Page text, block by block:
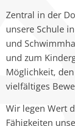
Zentral in der
unsere Schule
und
und zum
Möglichkeit,
vielfältiges
Wir legen Wert
Fähigkeiten